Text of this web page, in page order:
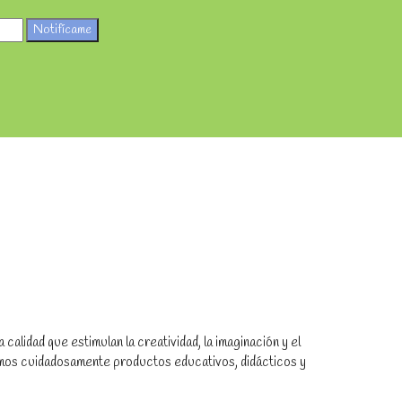
Notifícame
que estimulan la creatividad, la imaginación y el
cuidadosamente productos educativos, didácticos y